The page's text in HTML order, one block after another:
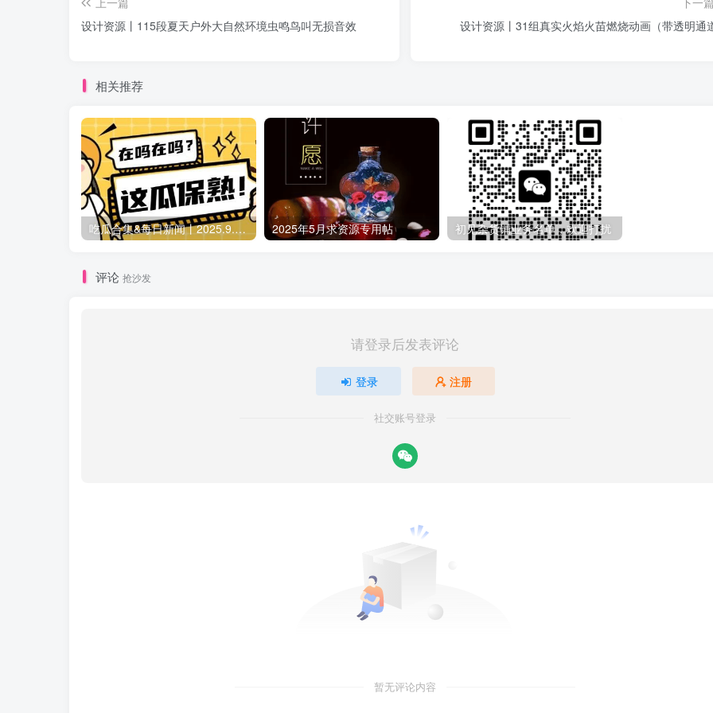
设计资源丨115段夏天户外大自然环境虫鸣鸟叫无损音效
设计资源丨31组真实火焰火苗燃烧动画（带透明通
相关推荐
吃瓜合集&每日新闻丨2025.9.5 日更新（作者失业期间随缘更新） 2025年5月求资源专用帖 初见杂货铺业务名单，欢迎打扰
评论 抢沙发
请登录后发表评论
登录 注册
社交账号登录
暂无评论内容